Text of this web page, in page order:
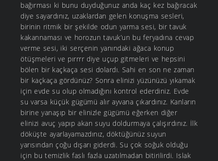
bağırması ki bunu duyduğunuz anda kaç kez bağıracak
diye sayardınız, uzaklardan gelen konuşma sesleri,
birinin ritmik bir şekilde odun yarma sesi, bir tavuk
kakannaması ve horozun tavuk’un bu feryadına cevap
verme sesi, iki serçenin yanındaki ağaca konup
ötüşmeleri ve pırrrr diye uçup gitmeleri ve hepsini
bölen bir kaçkaça sesi dolardı. Sahi en son ne zaman
bir kaçkaça gördünüz? Sonra elinizi yüzünüzü yıkamak
için evde su olup olmadığını kontrol ederdiniz. Evde
su varsa küçük gügümü alır ayvana çıkardınız. Kanların
birine yanaşıp bir elinizle gügümü eğerken diğer
elinizi avuç yapıp akan suyu doldurmaya çalışırdınız. İlk
döküşte ayarlayamazdınız, döktüğünüz suyun
yarısından çoğu dışarı giderdi. Su çok soğuk olduğu
için bu temizlik faslı fazla uzatılmadan bitirilirdi. Islak